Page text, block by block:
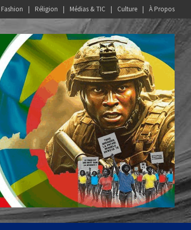
Fashion Réligion Médias & TIC Culture À Propos